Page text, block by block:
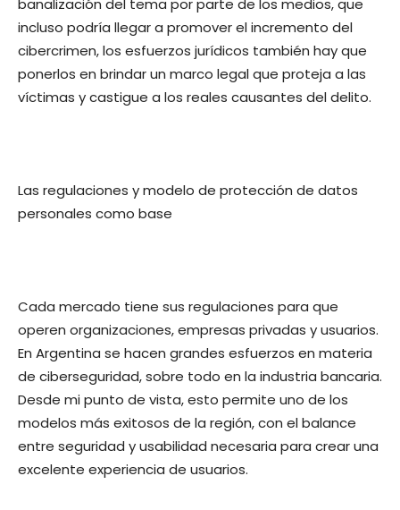
incluso podría llegar a promover el incremento del
cibercrimen, los esfuerzos jurídicos también hay que
ponerlos en brindar un marco legal que proteja a las
víctimas y castigue a los reales causantes del delito.
Las regulaciones y modelo de protección de datos
personales como base
Cada mercado tiene sus regulaciones para que
operen organizaciones, empresas privadas y usuarios.
En Argentina se hacen grandes esfuerzos en materia
de ciberseguridad, sobre todo en la industria bancaria.
Desde mi punto de vista, esto permite uno de los
modelos más exitosos de la región, con el balance
entre seguridad y usabilidad necesaria para crear una
excelente experiencia de usuarios.